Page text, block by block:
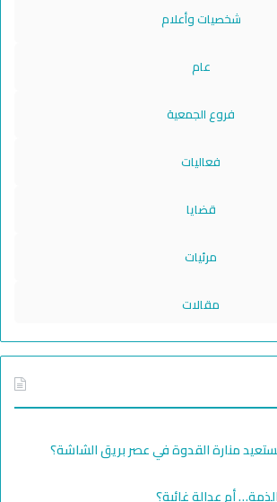
شخصيات وأعلام
عام
فروع الجمعية
فعاليات
قضايا
مرئيات
مقالات
منارة القدوة في عصر بريق الشاشة؟
أم عدالة غائبة؟